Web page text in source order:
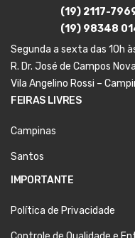
(19) 2117-
(19) 98348
Segunda a sexta das 10h
R. Dr. José de Campos
Vila Angelino Rossi –
FEIRAS LIVRES
Campinas
Santos
IMPORTANTE
Política de Privacidade